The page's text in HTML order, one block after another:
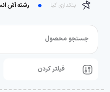
بنکداری کیا رشته آش
جستجو محصول
فیلتر کردن